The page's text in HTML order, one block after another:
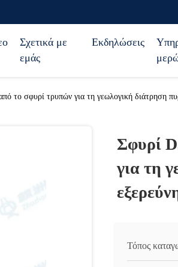
Σχετικά με
εμάς
Εκδηλώσεις
το σφυρί τρυπών για τη γεωλογική διάτρηση
Σφυρί
για τη
Τόπος